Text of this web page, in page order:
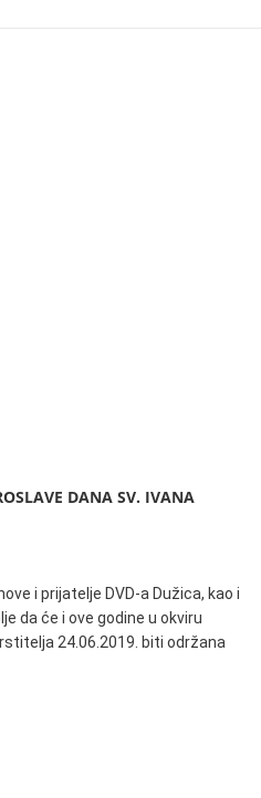
DANA SV. IVANA
i prijatelje DVD-a Dužica, kao i
da će i ove godine u okviru
24.06.2019. biti održana